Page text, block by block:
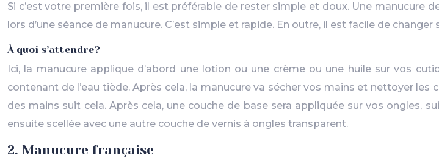
Si c’est votre première fois, il est préférable de rester simple et doux. Une
lors d’une séance de manucure. C’est simple et rapide. En outre, il est facile de
À quoi s’attendre?
Ici, la manucure applique d’abord une lotion ou une crème ou une huile sur vos
contenant de l’eau tiède. Après cela, la manucure va sécher vos mains et nettoyer
des mains suit cela. Après cela, une couche de base sera appliquée sur vos ongles,
ensuite scellée avec une autre couche de vernis à ongles transparent.
2. Manucure française